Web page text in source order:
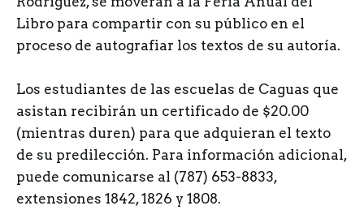
Libro para compartir con su público en el
proceso de autografiar los textos de su autoría.
Los estudiantes de las escuelas de Caguas que
asistan recibirán un certificado de $20.00
(mientras duren) para que adquieran el texto
de su predilección. Para información adicional,
puede comunicarse al (787) 653-8833,
extensiones 1842, 1826 y 1808.